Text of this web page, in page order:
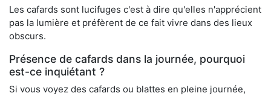
Les cafards sont lucifuges c'est à dire qu'elles n'apprécient
pas la lumière et préfèrent de ce fait vivre dans des lieux
obscurs.
Présence de cafards dans la journée, pourquoi
est-ce inquiétant ?
Si vous voyez des cafards ou blattes en pleine journée,